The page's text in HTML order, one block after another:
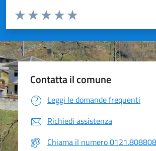
Valuta da 1 a 5 stelle la pagina
Valuta 5 stelle su 5
Valuta 4 stelle su 5
Valuta 3 stelle su 5
Valuta 2 stelle su 5
Valuta 1 stelle su 5
Contatta il comune
Leggi le domande frequenti
Richiedi assistenza
Chiama il numero 0121.808808